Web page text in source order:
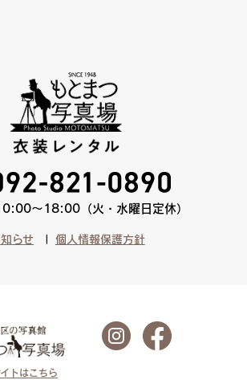
〜18:00（火・水曜日定休）
らせ 個人情報保護方針
トはこちら